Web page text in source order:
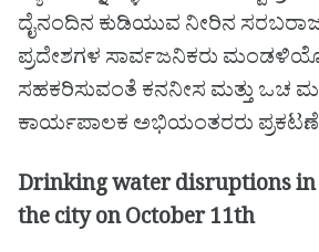
ದೈನಂದಿನ ಕುಡಿಯುವ ನೀರಿನ ಸರಬರಾಜು
ಪ್ರದೇಶಗಳ ಸಾರ್ವಜನಿಕರು
ಸಹಕರಿಸುವಂತೆ ಕನನೀಸ ಮತ್ತು ಒಚ
ಕಾರ್ಯಪಾಲಕ ಅಭಿಯಂತರರು
Drinking water disruptions
the city on October 11th